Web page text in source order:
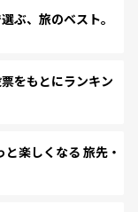
ぶ、旅のベスト。
をもとにランキン
楽しくなる 旅先・